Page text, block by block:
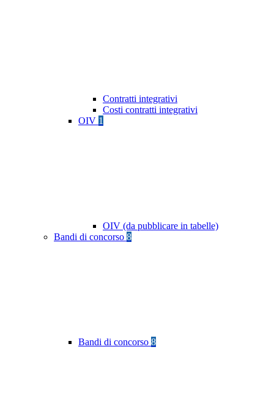
Contratti integrativi
Costi contratti integrativi
OIV 1
OIV (da pubblicare in tabelle)
Bandi di concorso 8
Bandi di concorso 8